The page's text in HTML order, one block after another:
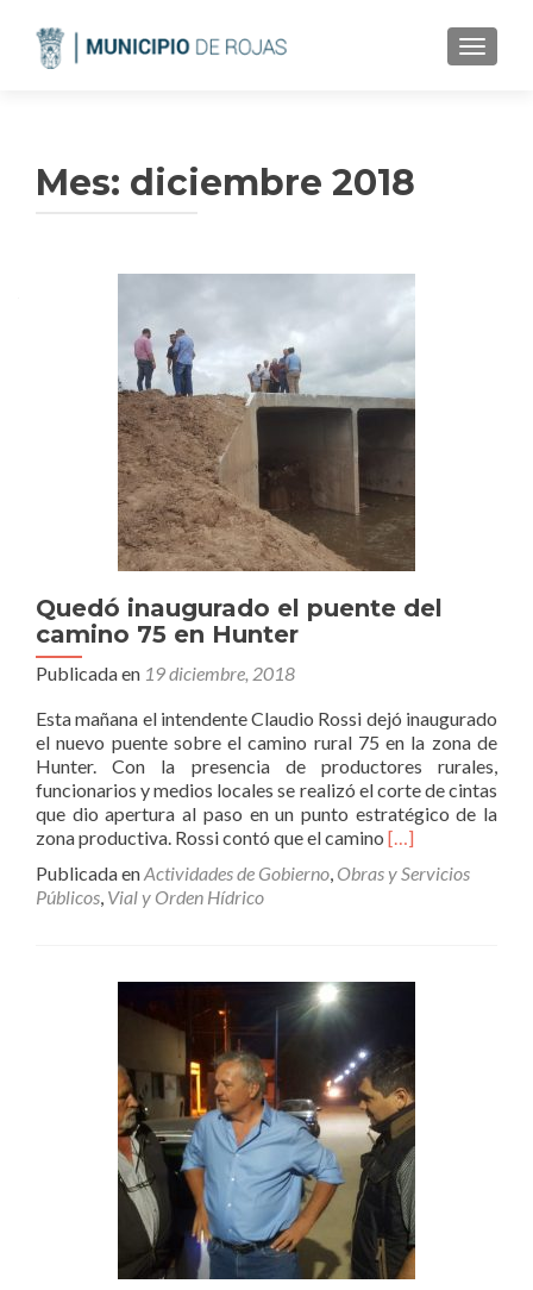
Mes: diciembre 2018
Quedó inaugurado el puente del
camino 75 en Hunter
Publicada en 19 diciembre, 2018
Esta mañana el intendente Claudio Rossi dejó inaugurado
el nuevo puente sobre el camino rural 75 en la zona de
Hunter. Con la presencia de productores rurales,
funcionarios y medios locales se realizó el corte de cintas
que dio apertura al paso en un punto estratégico de la
zona productiva. Rossi contó que el camino Leer
inaugurado
camino
[…]
Publicada enActividades de Gobierno, Obras y Servicios
Públicos, Vial y Orden Hídrico